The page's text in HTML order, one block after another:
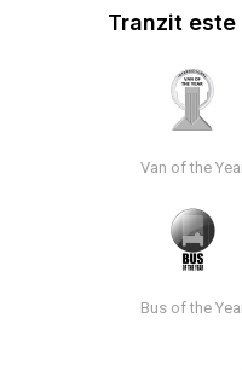
Tranzit este
Van of the
Bus of the